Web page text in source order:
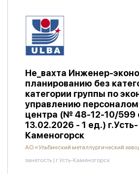
Не_вахта Инженер-
планированию без
категории группы по
управлению персоналом
центра (№ 48-12-10/599
13.02.2026 - 1 ед.) г.Усть-
Каменогорск
АО «Ульбинский металлургический
занятость | г.Усть-Каменогорск